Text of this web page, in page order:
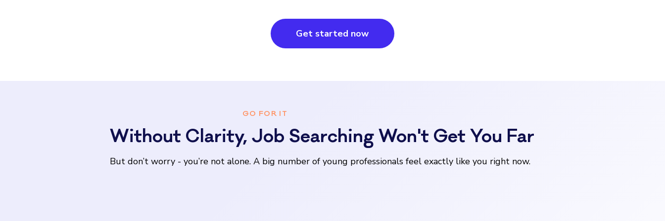
Get started now
GO FOR IT
Without Clarity, Job Searching Won't Get You Far
But don’t worry - you’re not alone. A big number of young professionals feel exactly like you right now.